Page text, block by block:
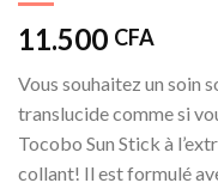
11.500 CFA
Vous souhaitez un soin
translucide comme si
Tocobo Sun Stick à
collant! Il est formulé